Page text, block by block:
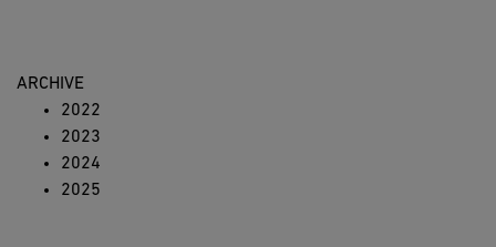
ARCHIVE
2022
2023
2024
2025